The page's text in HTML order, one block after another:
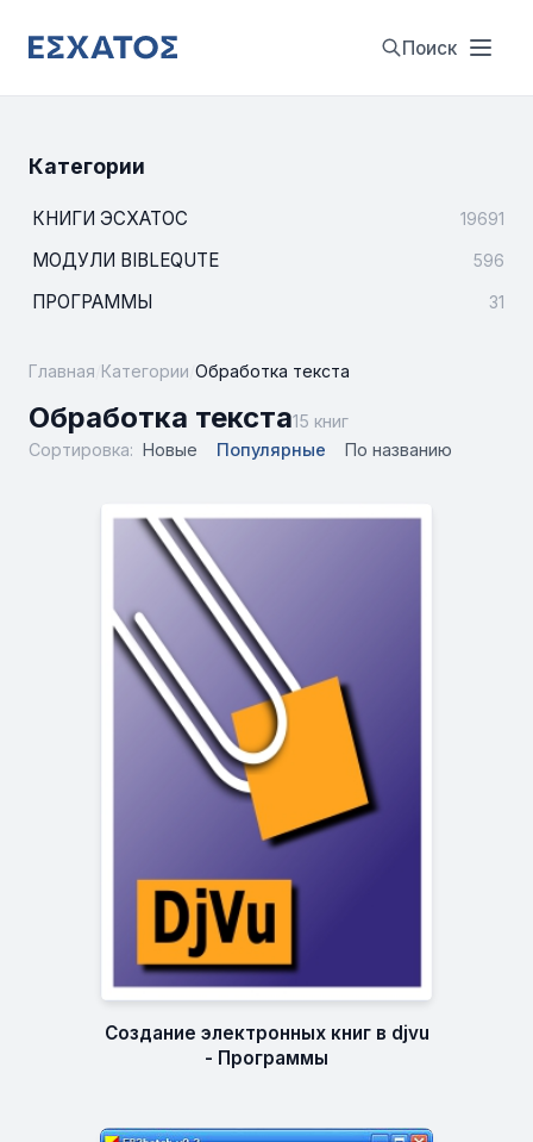
Поиск
Категории
КНИГИ ЭСХАТОС 19691
МОДУЛИ BIBLEQUTE 596
ПРОГРАММЫ 31
Главная Категории Обработка текста
Обработка текста15 книг
Сортировка: Новые Популярные По названию
Создание электронных книг в djvu
- Программы